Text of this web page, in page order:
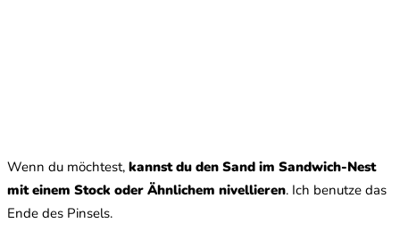
Wenn du möchtest, kannst du den Sand im Sandwich-Nest
mit einem Stock oder Ähnlichem nivellieren. Ich benutze das
Ende des Pinsels.